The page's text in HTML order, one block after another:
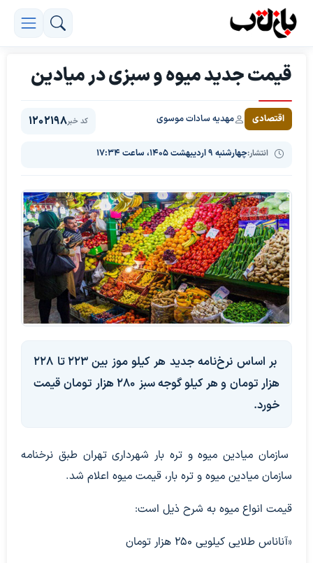
قیمت جدید میوه و سبزی در میادین
اقتصادی مهدیه سادات موسوی
انتشار:چهارشنبه ۹ اردیبهشت ۱۴۰۵، ساعت ۱۷:۳۴
کد خبر1202198
بر اساس نرخ‌نامه جدید هر کیلو موز بین ۲۲۳ تا ۲۲۸
هزار تومان و هر کیلو گوجه سبز ۲۸۰ هزار تومان قیمت
خورد.
سازمان میادین میوه و تره بار شهرداری تهران طبق نرخنامه
سازمان میادین میوه و تره بار، قیمت میوه اعلام شد.
قیمت انواع میوه به شرح ذیل است:
«آناناس طلایی کیلویی ۲۵۰ هزار تومان